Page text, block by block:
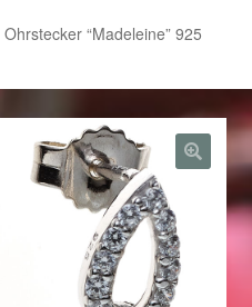
Ohrstecker “Madeleine” 925